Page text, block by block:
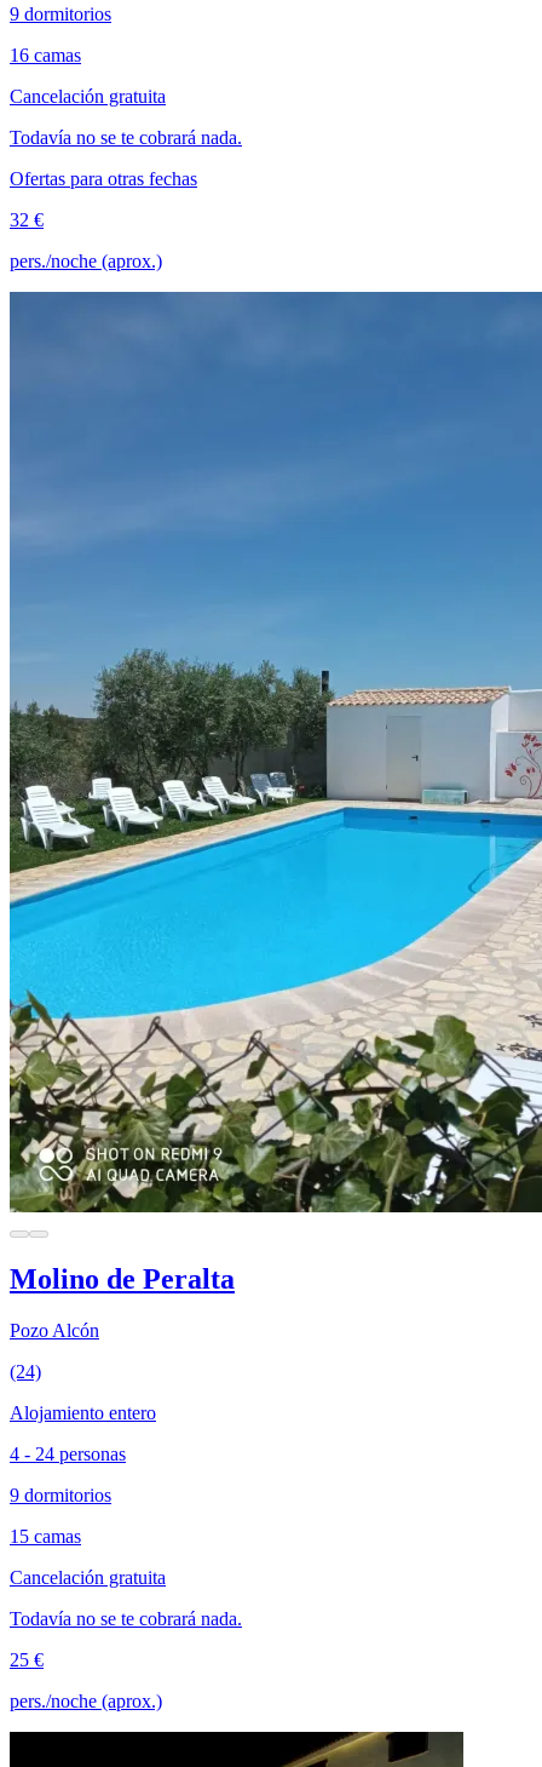
9 dormitorios
16 camas
Cancelación gratuita
Todavía no se te cobrará nada.
Ofertas para otras fechas
32 €
pers./noche (aprox.)
Molino de Peralta
Pozo Alcón
(24)
Alojamiento entero
4 - 24 personas
9 dormitorios
15 camas
Cancelación gratuita
Todavía no se te cobrará nada.
25 €
pers./noche (aprox.)